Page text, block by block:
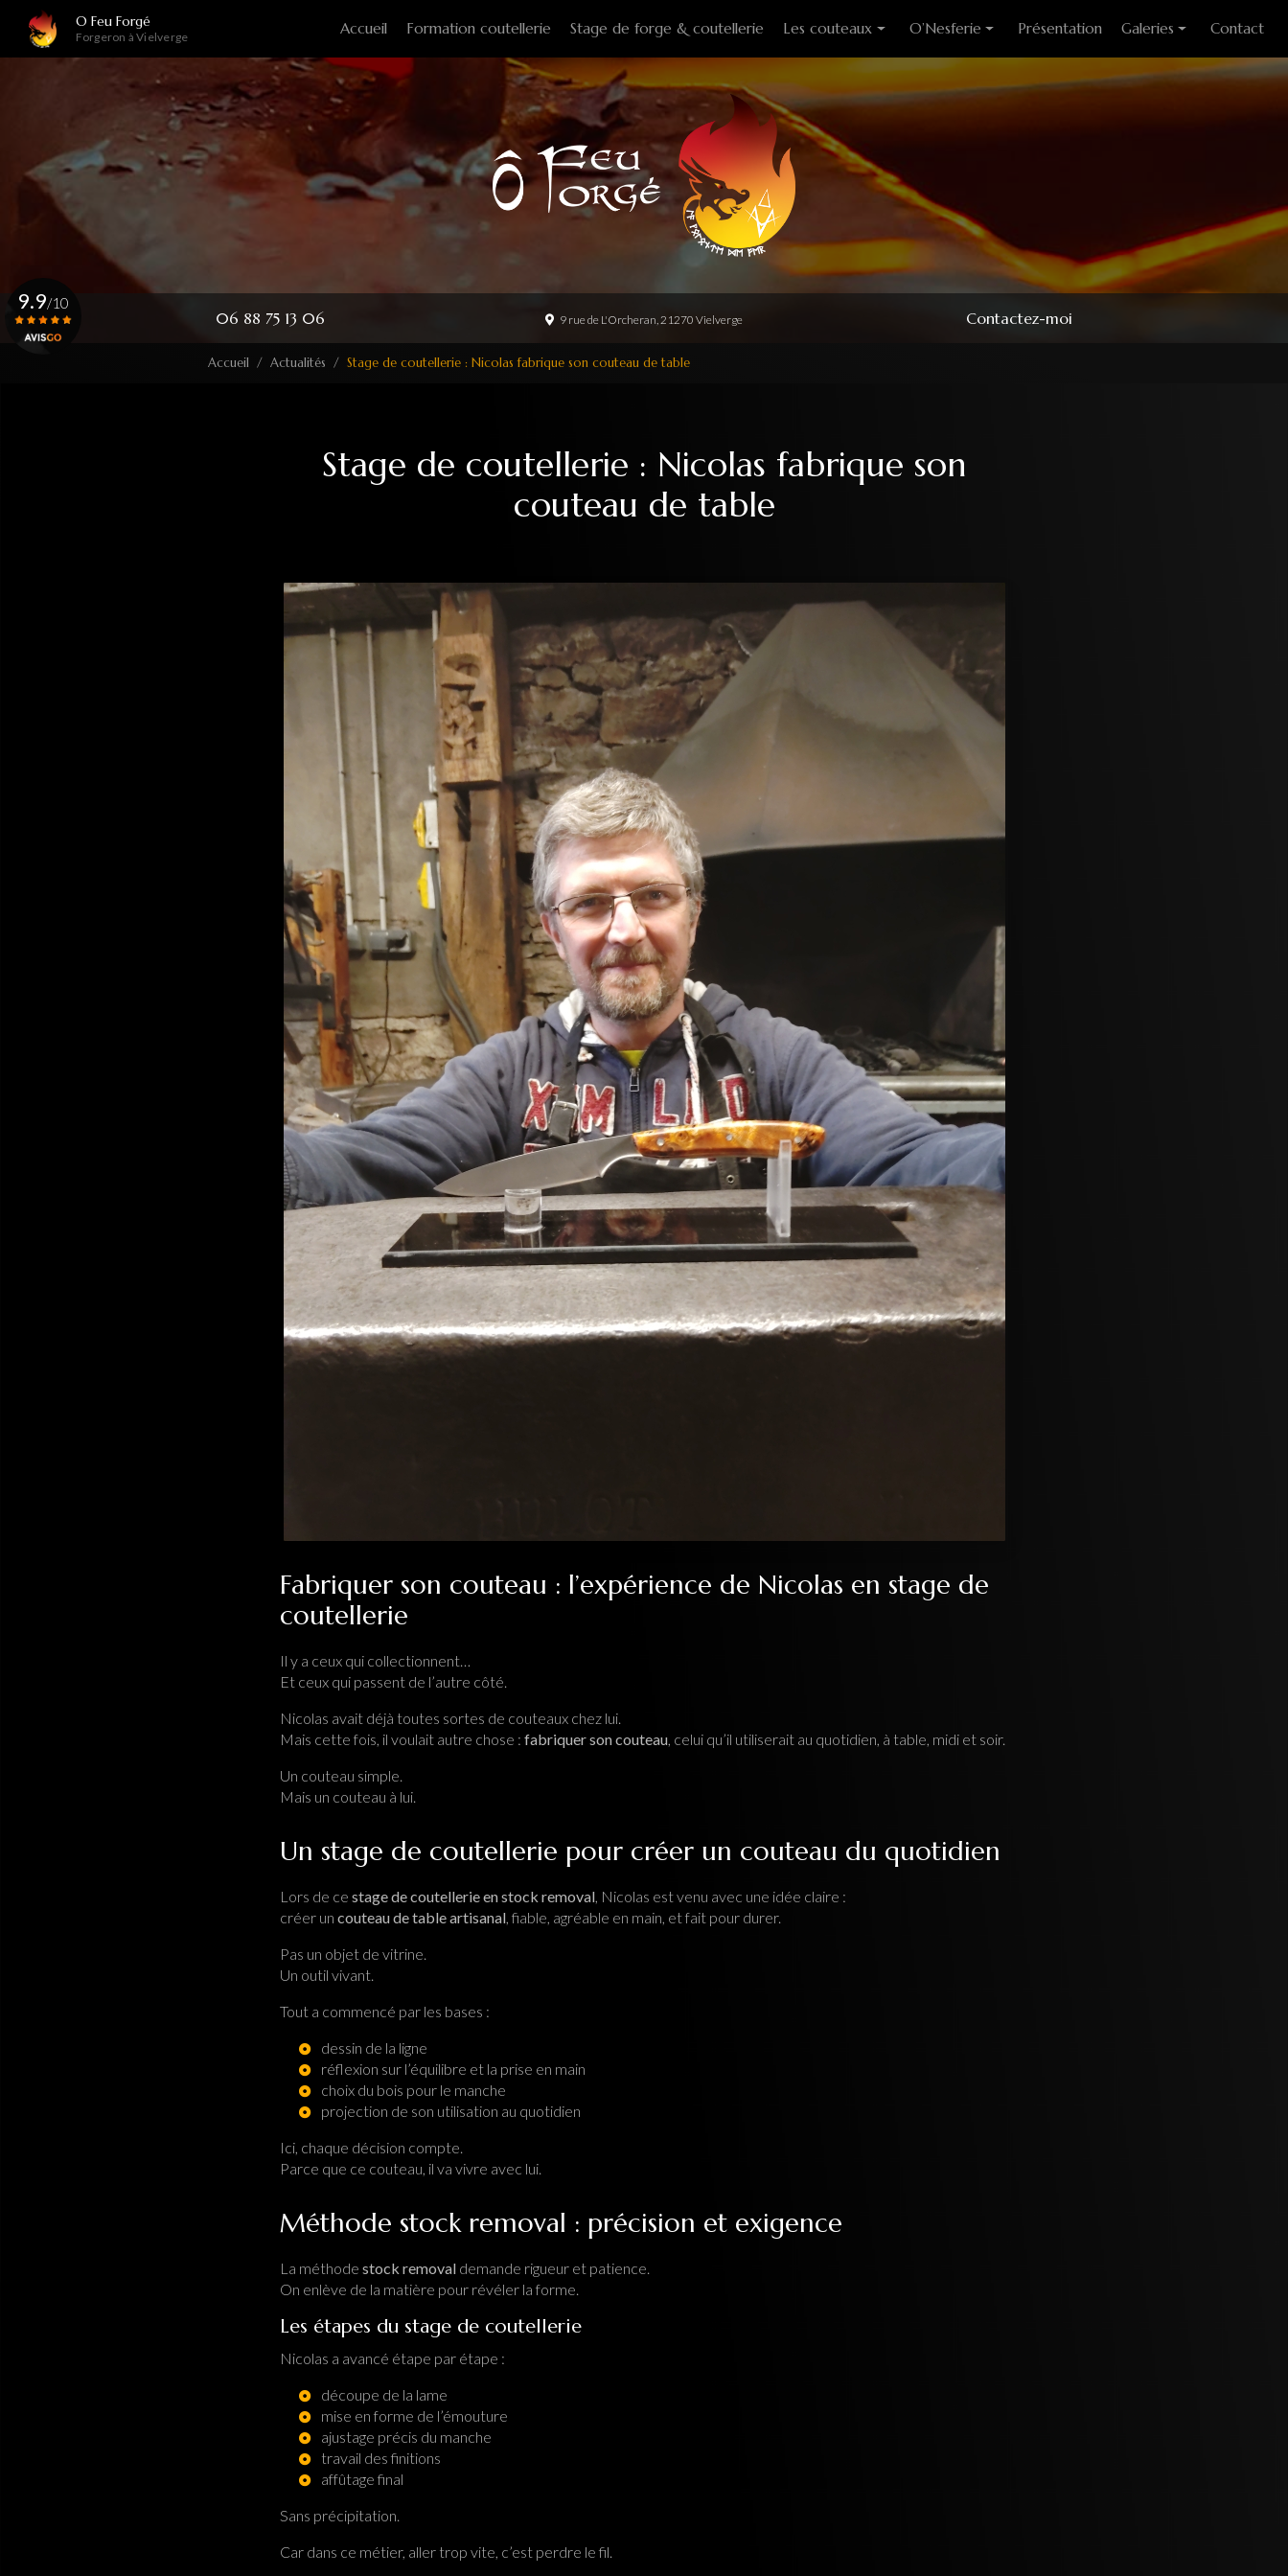
contenu
O Feu Forgé
Forgeron à Vielverge Accueil Formation coutellerie Stage de forge & coutellerie Les couteaux
Couteaux fixes
Couteaux pliants
Couteaux de cuisine
Couteaux de table
Couteaux à huitre
Tire-bouchons
Option
O’Nesferie
Encens Artisanal
Présentation Galeries
Photo des stages
Contact
06 88 75 13 06 9 rue de L'Orcheran, 21270 Vielverge Contactez-moi
9.9/10
Accueil Actualités Stage de coutellerie : Nicolas fabrique son couteau de table
Stage de coutellerie : Nicolas fabrique son
couteau de table
Fabriquer son couteau : l’expérience de Nicolas en stage de
coutellerie
Il y a ceux qui collectionnent…
Et ceux qui passent de l’autre côté.
Nicolas avait déjà toutes sortes de couteaux chez lui.
Mais cette fois, il voulait autre chose : fabriquer son couteau, celui qu’il utiliserait au quotidien, à table, midi et soir.
Un couteau simple.
Mais un couteau à lui.
Un stage de coutellerie pour créer un couteau du quotidien
Lors de ce stage de coutellerie en stock removal, Nicolas est venu avec une idée claire :
créer un couteau de table artisanal, fiable, agréable en main, et fait pour durer.
Pas un objet de vitrine.
Un outil vivant.
Tout a commencé par les bases :
dessin de la ligne
réflexion sur l’équilibre et la prise en main
choix du bois pour le manche
projection de son utilisation au quotidien
Ici, chaque décision compte.
Parce que ce couteau, il va vivre avec lui.
Méthode stock removal : précision et exigence
La méthode stock removal demande rigueur et patience.
On enlève de la matière pour révéler la forme.
Les étapes du stage de coutellerie
Nicolas a avancé étape par étape :
découpe de la lame
mise en forme de l’émouture
ajustage précis du manche
travail des finitions
affûtage final
Sans précipitation.
Car dans ce métier, aller trop vite, c’est perdre le fil.